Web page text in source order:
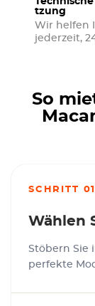
tzung
Wir helfen
jederzeit,
So
SCHRITT
Wählen
Stöbern Sie
perfekte